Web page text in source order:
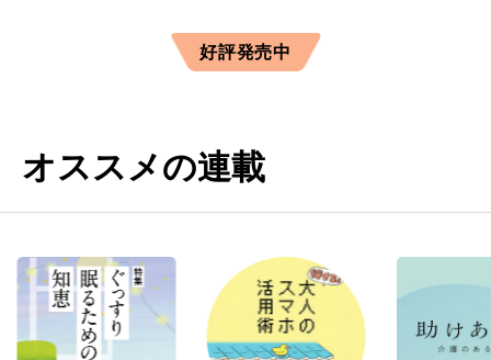
好評発売中
オススメの連載